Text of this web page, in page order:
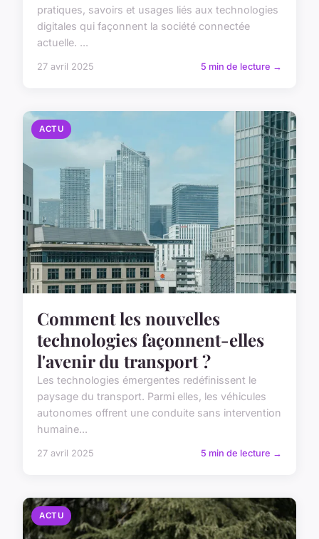
pratiques, savoirs et usages liés aux technologies
digitales qui façonnent la société connectée
actuelle. ...
27 avril 2025 5 min de lecture →
ACTU
Comment les nouvelles
technologies façonnent-elles
l'avenir du transport ?
Les technologies émergentes redéfinissent le
paysage du transport. Parmi elles, les véhicules
autonomes offrent une conduite sans intervention
humaine...
27 avril 2025 5 min de lecture →
ACTU